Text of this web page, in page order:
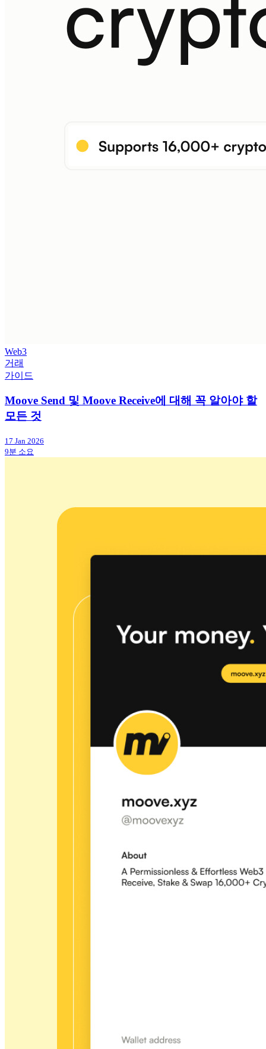
Web3
거래
가이드
Moove Send 및 Moove Receive에 대해 꼭 알아야 할
모든 것
17 Jan 2026
9분 소요